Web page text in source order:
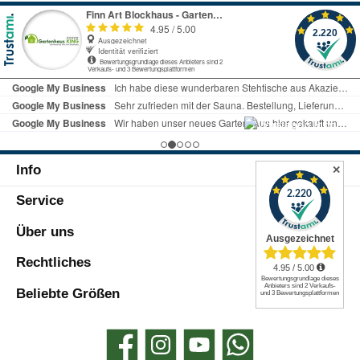
cmRaumfläche: ca. 5 m²Raumvolumen:
ca. 9 m³Fundament (LxB): 260 x 195
cmFarbe: Grau-MetallicLieferumfang:1 x
GartenhausMontagematerial2
Vorrichtungen mit je 2 Haken bis zu
15kgLieferhinweis:Die Lieferung besteht
aus 3 Paketen. Wird zerlegt geliefert.
den zusätzlichen 4 Haken kannst
du bequem ihre Gartengeräte wie
Schaufeln, Rechen, Astscheren etc. bis zu
15 KG aufhängen.Produktvorteile:-
robustes Metall- inkl. Bodenleiste- 8 m²
Raumfläche- 15 m³ Rauminhalt-
Kantenschutz an den Ecken des
Metalldaches- 4 Belüftungsöffnungen im
Firstbereich (2x vorne / 2x hinten)-
verzinkter BodenkranzTechnische Daten:-
Dach LxTxH: 260 cm x 315 cm x 180 cm-
zerlegtLieferumfang:- 1x Gartenhaus-
Montagematerial- 2 Vorrichtungen mit je
2 Haken bis zu 15 KGHinweis:- Der
Info
Service
Über uns
Rechtliches
Beliebte Größen
Facebook Instagram YouTube WhatsApp
✕